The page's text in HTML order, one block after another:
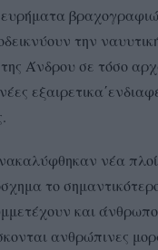
την
Άνδρου σε τόσο
νέα
το
και
ανθρώπινες